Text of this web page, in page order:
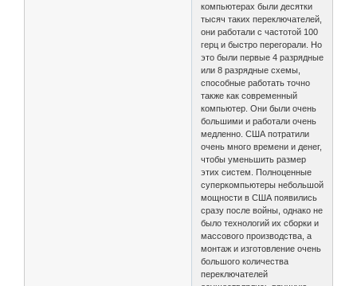
компьютерах были десятки
тысяч таких переключателей,
они работали с частотой 100
герц и быстро перегорали. Но
это были первые 4 разрядные
или 8 разрядные схемы,
способные работать точно
также как современный
компьютер. Они были очень
большими и работали очень
медленно. США потратили
очень много времени и денег,
чтобы уменьшить размер
этих систем. Полноценные
суперкомпьютеры небольшой
мощности в США появились
сразу после войны, однако не
было технологий их сборки и
массового производства, а
монтаж и изготовление очень
большого количества
переключателей